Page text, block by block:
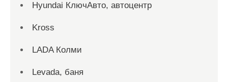
Hyundai КлючАвто, автоцентр
Kross
LADA Колми
Levada, баня